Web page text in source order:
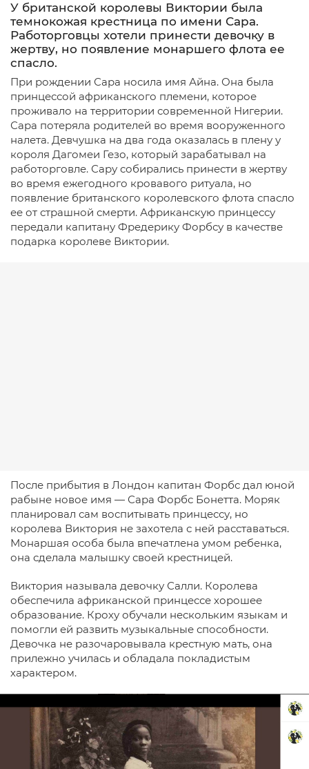
У британской королевы Виктории была
темнокожая крестница по имени Сара.
Работорговцы хотели принести девочку в
жертву, но появление монаршего флота ее
спасло.
При рождении Сара носила имя Айна. Она была
принцессой африканского племени, которое
проживало на территории современной Нигерии.
Сара потеряла родителей во время вооруженного
налета. Девчушка на два года оказалась в плену у
короля Дагомеи Гезо, который зарабатывал на
работорговле. Сару собирались принести в жертву
во время ежегодного кровавого ритуала, но
появление британского королевского флота спасло
ее от страшной смерти. Африканскую принцессу
передали капитану Фредерику Форбсу в качестве
подарка королеве Виктории.
После прибытия в Лондон капитан Форбс дал юной
рабыне новое имя — Сара Форбс Бонетта. Моряк
планировал сам воспитывать принцессу, но
королева Виктория не захотела с ней расставаться.
Монаршая особа была впечатлена умом ребенка,
она сделала малышку своей крестницей.
Виктория называла девочку Салли. Королева
обеспечила африканской принцессе хорошее
образование. Кроху обучали нескольким языкам и
помогли ей развить музыкальные способности.
Девочка не разочаровывала крестную мать, она
прилежно училась и обладала покладистым
характером.